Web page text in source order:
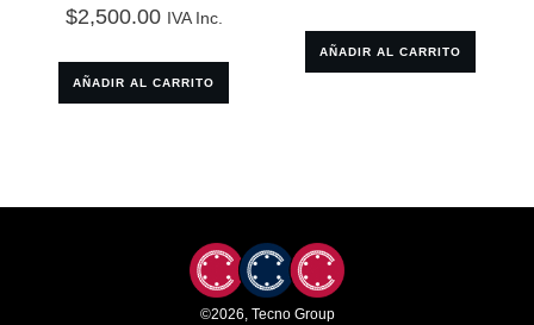
$2,500.00 IVA Inc.
AÑADIR AL CARRITO
AÑADIR AL CARRITO
©2026, Tecno Group